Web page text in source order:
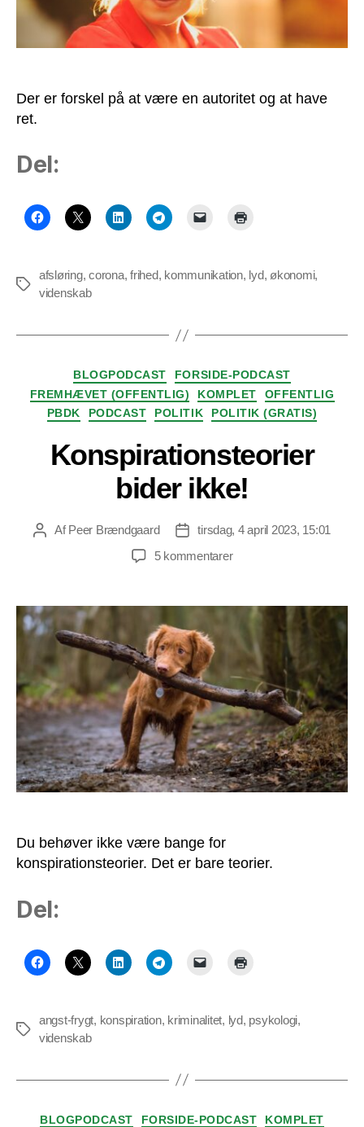
Der er forskel på at være en autoritet og at have
ret.
Del:
Tags
afsløring,corona,frihed, kommunikation, lyd,økonomi,
videnskab
Kategorier
BLOGPODCAST
FORSIDE-PODCAST
FREMHÆVET (OFFENTLIG)
KOMPLET
OFFENTLIG
PBDK
PODCAST POLITIK POLITIK (GRATIS)
Konspirationsteorier
bider ikke!
Indlægsforfatter
AfPeer Brændgaard Indlægsdato
tirsdag, 4 april 2023, 15:01
5 kommentarertil
ikke!
Du behøver ikke være bange for
konspirationsteorier. Det er bare teorier.
Del:
Tags
angst-frygt, konspiration, kriminalitet, lyd, psykologi,
videnskab
Kategorier
BLOGPODCAST FORSIDE-PODCAST
KOMPLET